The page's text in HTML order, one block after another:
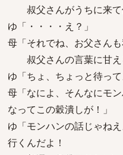
叔父さんがうちに来て
ゆ「・・・・え？」
母「それでね、お父さん
叔父さんの言葉に甘え
ゆ「ちょ、ちょっと待って
母「なによ、そんなにモ
なってこの穀潰しが！」
ゆ「モンハンの話じゃね
行くんだよ！